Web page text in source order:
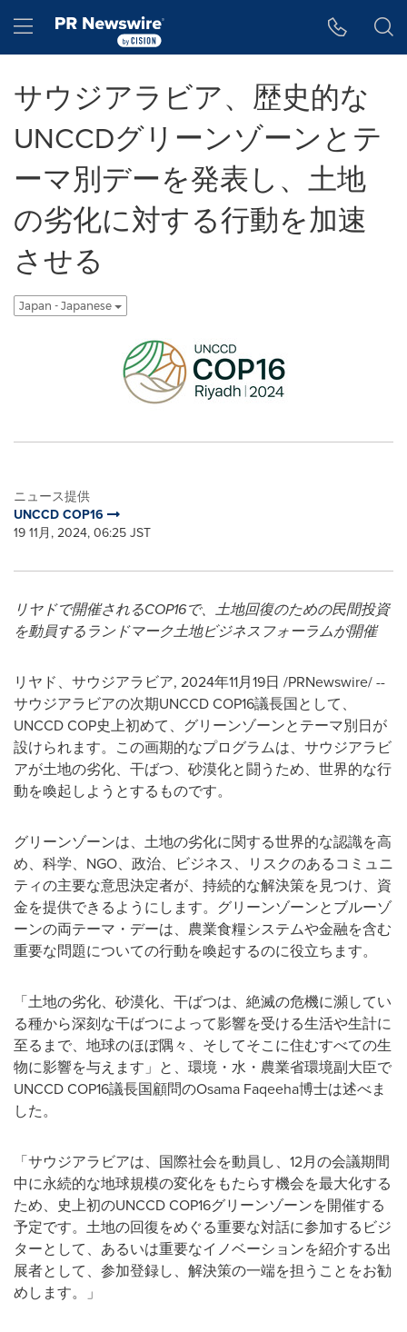
Hamburger menu
サウジアラビア、歴史的な
UNCCDグリーンゾーンとテ
ーマ別デーを発表し、土地
の劣化に対する行動を加速
させる
Japan - Japanese
ニュース提供
UNCCD COP16
19 11月, 2024, 06:25 JST
リヤドで開催されるCOP16で、土地回復のための民間投資
を動員するランドマーク土地ビジネスフォーラムが開催
リヤド、サウジアラビア, 2024年11月19日 /PRNewswire/ --
サウジアラビアの次期UNCCD COP16議長国として、
UNCCD COP史上初めて、グリーンゾーンとテーマ別日が
設けられます。この画期的なプログラムは、サウジアラビ
アが土地の劣化、干ばつ、砂漠化と闘うため、世界的な行
動を喚起しようとするものです。
グリーンゾーンは、土地の劣化に関する世界的な認識を高
め、科学、NGO、政治、ビジネス、リスクのあるコミュニ
ティの主要な意思決定者が、持続的な解決策を見つけ、資
金を提供できるようにします。グリーンゾーンとブルーゾ
ーンの両テーマ・デーは、農業食糧システムや金融を含む
重要な問題についての行動を喚起するのに役立ちます。
「土地の劣化、砂漠化、干ばつは、絶滅の危機に瀕してい
る種から深刻な干ばつによって影響を受ける生活や生計に
至るまで、地球のほぼ隅々、そしてそこに住むすべての生
物に影響を与えます」と、環境・水・農業省環境副大臣で
UNCCD COP16議長国顧問のOsama Faqeeha博士は述べま
した。
「サウジアラビアは、国際社会を動員し、12月の会議期間
中に永続的な地球規模の変化をもたらす機会を最大化する
ため、史上初のUNCCD COP16グリーンゾーンを開催する
予定です。土地の回復をめぐる重要な対話に参加するビジ
ターとして、あるいは重要なイノベーションを紹介する出
展者として、参加登録し、解決策の一端を担うことをお勧
めします。」